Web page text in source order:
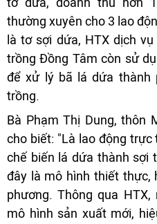
thường xuyên cho 3 lao
là tơ sợi dứa, HTX dịch
trồng Đồng Tâm còn sử
để xử lý bã lá dứa thành
trồng.
Bà Phạm Thị Dung, thôn
cho biết: "Là lao động
chế biến lá dứa thành sợi
đây là mô hình thiết thực,
phương. Thông qua
mô hình sản xuất mới,